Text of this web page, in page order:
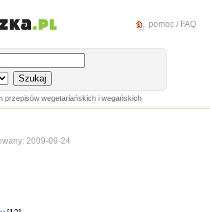
pomoc / FAQ
przepisów wegetariańskich i wegańskich
2009-09-24